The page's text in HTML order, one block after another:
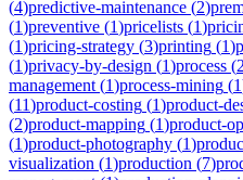
(4)predictive-maintenance (2)
(1)preventive (1)pricelists (1)
(1)pricing-strategy (3)printing (1)
(1)privacy-by-design (1)process (2
management (1)process-mining (1
(11)product-costing (1)product-
(2)product-mapping (1)product-
(1)product-photography (1)
visualization (1)production (7)